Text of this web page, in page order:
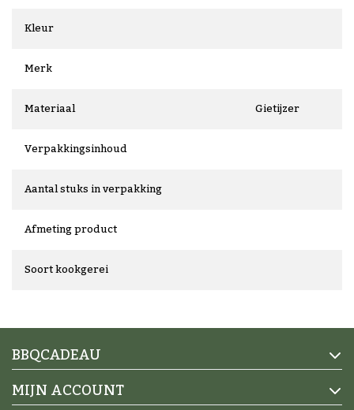
Kleur
Merk
Materiaal
Gietijzer
Verpakkingsinhoud
Aantal stuks in verpakking
Afmeting product
Soort kookgerei
BBQCADEAU
MIJN ACCOUNT